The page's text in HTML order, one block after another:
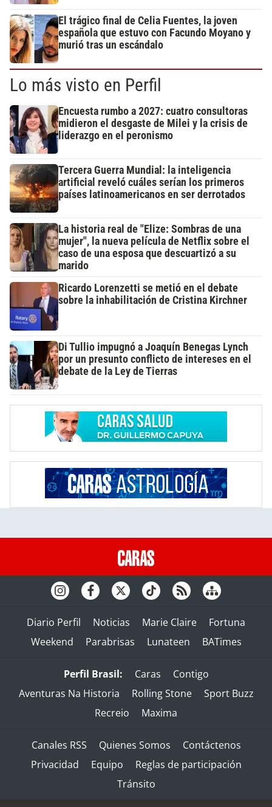
El trágico final de Celia Fuentes, la joven
española que estuvo con Facundo Moyano y
murió tras un escándalo
Lo más visto en Perfil
Encuesta rumbo a 2027: cuatro consultoras
midieron el desgaste de Milei y la crisis de
liderazgo en el peronismo
Tercera Guerra Mundial: la inteligencia
artificial reveló cuáles serían los primeros
países latinoamericanos en ser derrotados
La historia real de "Elize: Sombras de una
mujer", la nueva película de Netflix sobre el
caso de una esposa que descuartizó a su
marido
Ricardo Lorenzetti se metió en el debate
sobre la inhabilitación de Cristina Kirchner
Di Tullio impugnó a Joaquín Benegas Lynch
por un presunto conflicto de intereses en el
debate de la Ley de Tierras
Diario Perfil Noticias Marie Claire
Fortuna
Weekend
Parabrisas Lunateen BATimes
Perfil Brasil: Caras
Contigo
Aventuras Na Historia
Rolling Stone
Sport Buzz
Recreio
Maxima
Canales RSS Quienes Somos
Contáctenos
Privacidad
Equipo
Reglas de participación
Tránsito